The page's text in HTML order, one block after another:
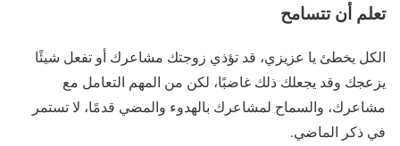
تعلم أن تتسامح
الكل يخطئ يا عزيزي، قد تؤذي زوجتك مشاعرك أو تفعل شيئًا
يزعجك وقد يجعلك ذلك غاضبًا، لكن من المهم التعامل مع
مشاعرك، والسماح لمشاعرك بالهدوء والمضي قدمًا، لا تستمر
في ذكر الماضي.